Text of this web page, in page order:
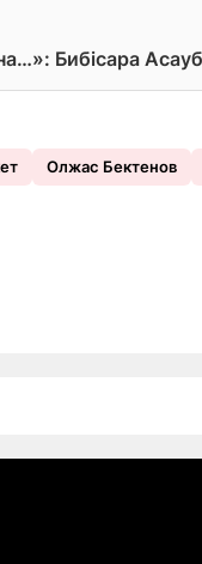
Бибісара
Олжас Бектенов